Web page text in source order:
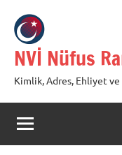
geç
NVİ Nüfus
Kimlik, Adres, Ehliyet